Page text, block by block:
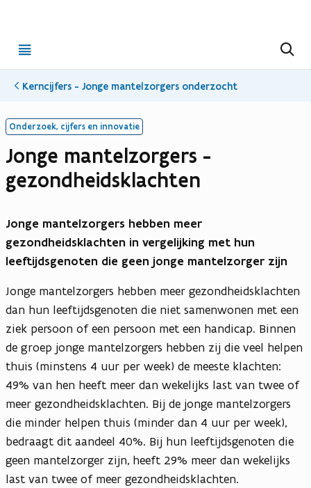
menu
Kerncijfers - Jonge mantelzorgers onderzocht
Onderzoek, cijfers en innovatie
Jonge mantelzorgers -
gezondheidsklachten
Jonge mantelzorgers hebben meer
gezondheidsklachten in vergelijking met hun
leeftijdsgenoten die geen jonge mantelzorger zijn
Jonge mantelzorgers hebben meer gezondheidsklachten
dan hun leeftijdsgenoten die niet samenwonen met een
ziek persoon of een persoon met een handicap. Binnen
de groep jonge mantelzorgers hebben zij die veel helpen
thuis (minstens 4 uur per week) de meeste klachten:
49% van hen heeft meer dan wekelijks last van twee of
meer gezondheidsklachten. Bij de jonge mantelzorgers
die minder helpen thuis (minder dan 4 uur per week),
bedraagt dit aandeel 40%. Bij hun leeftijdsgenoten die
geen mantelzorger zijn, heeft 29% meer dan wekelijks
last van twee of meer gezondheidsklachten.